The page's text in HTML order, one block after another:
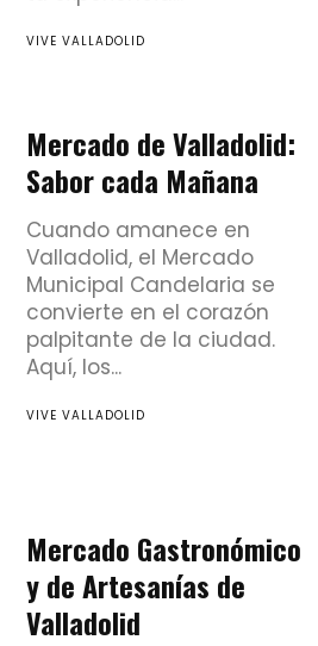
VIVE VALLADOLID
Mercado de Valladolid:
Sabor cada Mañana
Cuando amanece en
Valladolid, el Mercado
Municipal Candelaria se
convierte en el corazón
palpitante de la ciudad.
Aquí, los...
VIVE VALLADOLID
Mercado Gastronómico
y de Artesanías de
Valladolid